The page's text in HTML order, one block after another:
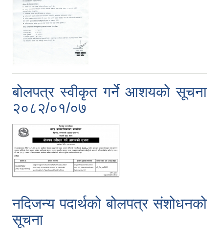
बोलपत्र स्वीकृत गर्ने आशयको सूचना
२०८२/०१/०७
नदिजन्य पदार्थको बोलपत्र संशोधनको
सूचना